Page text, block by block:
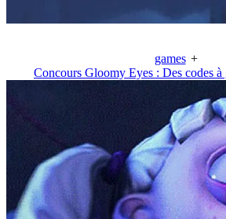
games +
Concours Gloomy Eyes : Des codes à